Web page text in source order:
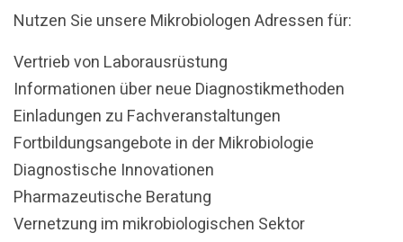
Nutzen Sie unsere Mikrobiologen Adressen für:
Vertrieb von Laborausrüstung
Informationen über neue Diagnostikmethoden
Einladungen zu Fachveranstaltungen
Fortbildungsangebote in der Mikrobiologie
Diagnostische Innovationen
Pharmazeutische Beratung
Vernetzung im mikrobiologischen Sektor